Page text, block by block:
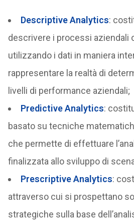
Descriptive Analytics:
descrivere i processi aziendali
utilizzando i dati in maniera
rappresentare la realtà di
livelli di performance aziendali;
Predictive Analytics:
basato su tecniche
che permette di effettuare
finalizzata allo sviluppo di
Prescriptive Analytics:
attraverso cui si prospettano
strategiche sulla base